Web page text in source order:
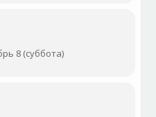
8 (суббота)